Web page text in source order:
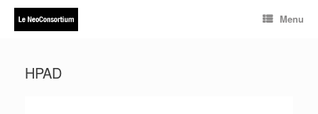
Skip
content
Menu
HPAD